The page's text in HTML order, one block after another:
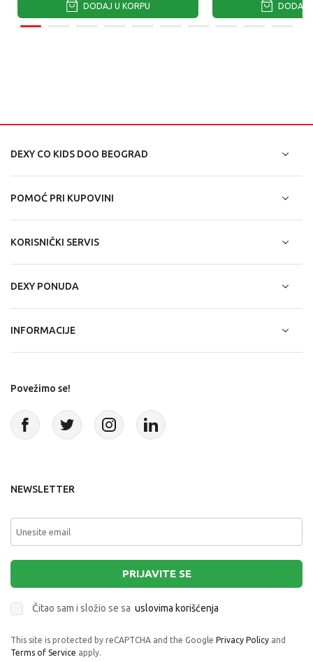
DODAJ U KORPU DODAJ
DEXY CO KIDS DOO BEOGRAD
POMOĆ PRI KUPOVINI
KORISNIČKI SERVIS
DEXY PONUDA
INFORMACIJE
Povežimo se!
NEWSLETTER
PRIJAVITE SE
Čitao sam i složio se sa uslovima korišćenja
This site is protected by reCAPTCHA and the Google Privacy Policy and
Terms of Service apply.